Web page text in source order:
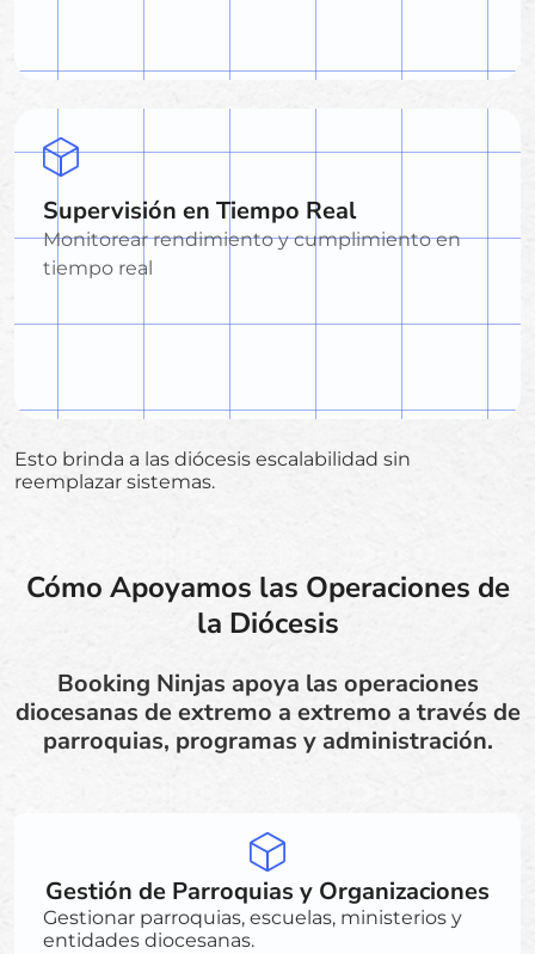
Supervisión en Tiempo Real
Monitorear rendimiento y cumplimiento en
tiempo real
Esto brinda a las diócesis escalabilidad sin
reemplazar sistemas.
Cómo Apoyamos las Operaciones de
la Diócesis
Booking Ninjas apoya las operaciones
diocesanas de extremo a extremo a través de
parroquias, programas y administración.
Gestión de Parroquias y Organizaciones
Gestionar parroquias, escuelas, ministerios y
entidades diocesanas.